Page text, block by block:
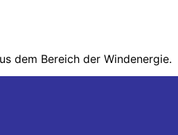
dem Bereich der Wind­energie.